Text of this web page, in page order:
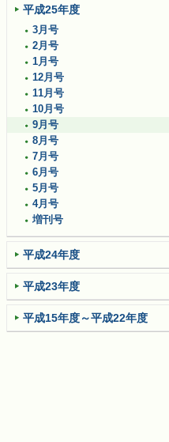
平成25年度
3月号
2月号
1月号
12月号
11月号
10月号
9月号
8月号
7月号
6月号
5月号
4月号
増刊号
平成24年度
平成23年度
平成15年度～平成22年度